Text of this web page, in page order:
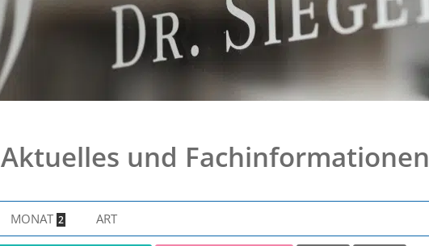
Aktuelles und Fachinformationen
MONAT 2 ART